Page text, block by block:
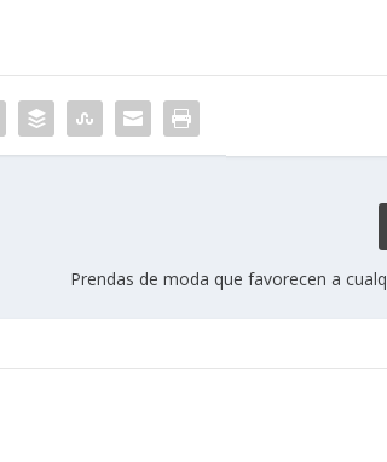
Prendas de moda que favorecen a